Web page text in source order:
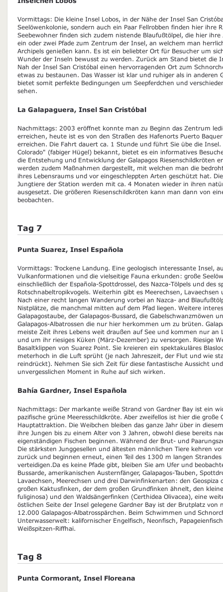
Vormittags: Die kleine Insel Lobos, in der Nähe der Insel San
Seelöwenkolonie, sondern auch ein Paar Fellrobben finden hier ihre
Seebewohner finden sich zudem nistende Blaufußtölpel, die hier
ein oder zwei Pfade zum Zentrum der Insel, an welchem man
Archipels genießen kann. Es ist ein beliebter Ort für Besucher um
Wunder der Inseln bewusst zu werden. Zurück am Stand bietet die
Nah der Insel San Cristóbal einen hervorragenden Ort zum
etwas zu bestaunen. Das Wasser ist klar und ruhiger als in anderen
bietet somit perfekte Bedingungen um Seepferdchen und
sehen.
La Galapaguera, Insel San Cristóbal
Nachmittags: 2003 eröffnet konnte man zu Beginn das Zentrum
erreichen, heute ist es von den Straßen des Hafenorts Puerto
erreichen. Die Fahrt dauert ca. 1 Stunde und führt Sie übe die
Colorado" (fabiger Hügel) bekannt, bietet es ein informatives
die Entstehung und Entwicklung der Galapagos Riesenschildkröten
werden zudem Maßnahmen dargestellt, mit welchen man die
ihres Lebensraums und vor eingeschleppten Arten geschützt hat.
Jungtiere der Station werden mit ca. 4 Monaten wieder in ihren
ausgesetzt. Die größeren Riesenschildkröten kann man dann von
beobachten.
Tag 7
Punta Suarez, Insel Española
Vormittags: Trockene Landung. Eine geologisch interessante Insel,
Vulkanformationen und die vielseitige Fauna erkunden: große
einschließlich der Española-Spottdrossel, des Nazca-Tölpels und des
Rotschnabeltropikvogels. Weiterhin gibt es Meerechsen,
Nach einer recht langen Wanderung vorbei an Nazca- and
Nistplätze, die manchmal mitten auf dem Pfad liegen. Weitere
Galapagostaube, der Galapagos-Bussard, die Gabelschwanzmöwen
Galapagos-Albatrossen die nur hier herkommen um zu brüten.
meiste Zeit ihres Lebens weit draußen auf See und kommen nur an
und um ihr riesiges Küken (März-Dezember) zu versorgen. Riesige
Basaltklippen von Suarez Point. Sie kreieren ein spektakuläres
meterhoch in die Luft sprüht (je nach Jahreszeit, der Flut und wie
reindrückt). Nehmen Sie sich Zeit für diese fantastische Aussicht
unvergesslichen Moment in Ruhe auf sich wirken.
Bahía Gardner, Insel Española
Nachmittags: Der markante weiße Strand von Gardner Bay ist ein
pazifische grüne Meeresschildkröte. Aber zweifellos ist hier die große
Hauptattraktion. Die Weibchen bleiben das ganze Jahr über in
ihre Jungen bis zu einem Alter von 3 Jahren, obwohl diese bereits
eigenständigen Fischen beginnen. Während der Brut- und
Die stärksten Junggesellen und ältesten männlichen Tiere kehren
zurück und beginnen erneut, einen Teil des 1300 m langen
verteidigen.Da es keine Pfade gibt, bleiben Sie am Ufer und
Bussarde, amerikanischen Austernfänger, Galapagos-Tauben,
Lavaechsen, Meerechsen und drei Darwinfinkenarten: den Geospiza
großen Kaktusfinken, der dem großen Grundfinken ähnelt, den
fuliginosa) und den Waldsängerfinken (Certhidea Olivacea), eine
östlichen Seite der Insel gelegene Gardner Bay ist der Brutplatz von
12.000 Galapagos-Albatrosspärchen. Beim Schwimmen und
Unterwasserwelt: kalifornischer Engelfisch, Neonfisch,
Weißspitzen-Riffhai.
Tag 8
Punta Cormorant, Insel Floreana